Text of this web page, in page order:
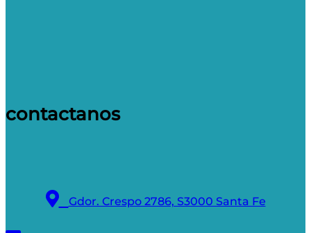
contactanos
Gdor. Crespo 2786, S3000 Santa Fe